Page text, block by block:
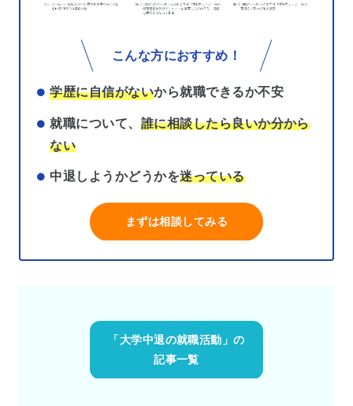
こんな方におすすめ！
学歴に自信がないから就職できるか不安
就職について、 誰に相談したら良いか分から
ない
中退しようかどうかを迷っている
まずは相談してみる
「大学中退の就職活動」の
記事一覧